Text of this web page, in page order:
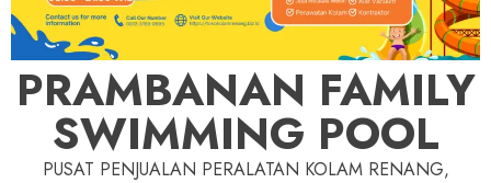
PRAMBANAN FAMILY
SWIMMING POOL
PUSAT PENJUALAN PERALATAN KOLAM RENANG,